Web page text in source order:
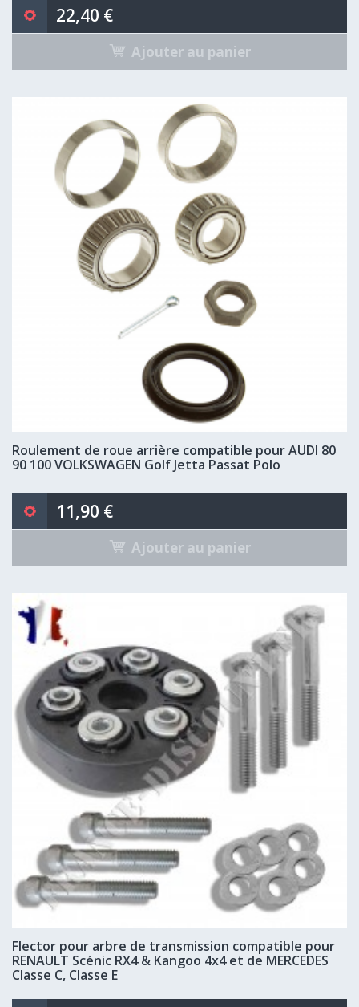
22,40 €
Ajouter au panier
Roulement de roue arrière compatible pour AUDI 80
90 100 VOLKSWAGEN Golf Jetta Passat Polo
11,90 €
Ajouter au panier
Flector pour arbre de transmission compatible pour
RENAULT Scénic RX4 & Kangoo 4x4 et de MERCEDES
Classe C, Classe E